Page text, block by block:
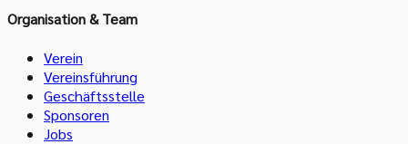
Organisation & Team
Verein
Vereinsführung
Geschäftsstelle
Sponsoren
Jobs